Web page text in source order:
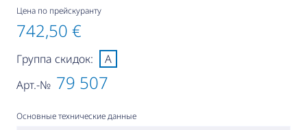
Цена по прейскуранту
742,50 €
Арт.-№ 79 507
Группа скидок: A
Основные технические данные